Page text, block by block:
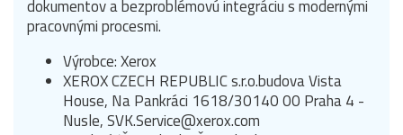
dokumentov a bezproblémovú integráciu s modernými
pracovnými procesmi.
Výrobce: Xerox
XEROX CZECH REPUBLIC s.r.o.budova Vista
House, Na Pankráci 1618/30140 00 Praha 4 -
Nusle, SVK.Service@xerox.com